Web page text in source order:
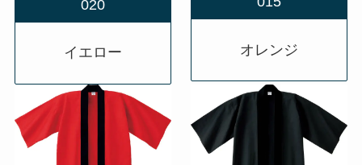
020
イエロー オレンジ